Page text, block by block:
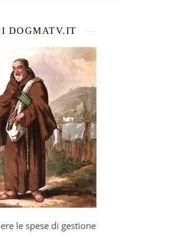
DOGMATV.IT
le spese di gestione